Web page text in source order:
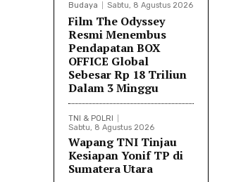
Budaya Sabtu, 8 Agustus 2026
Film The Odyssey
Resmi Menembus
Pendapatan BOX
OFFICE Global
Sebesar Rp 18 Triliun
Dalam 3 Minggu
TNI & POLRI
Sabtu, 8 Agustus 2026
Wapang TNI Tinjau
Kesiapan Yonif TP di
Sumatera Utara